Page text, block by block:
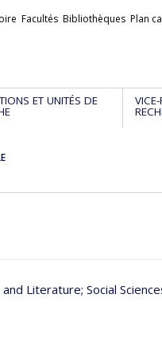
Facultés Bibliothèques Plan
ET UNITÉS DE
and Literature; Social